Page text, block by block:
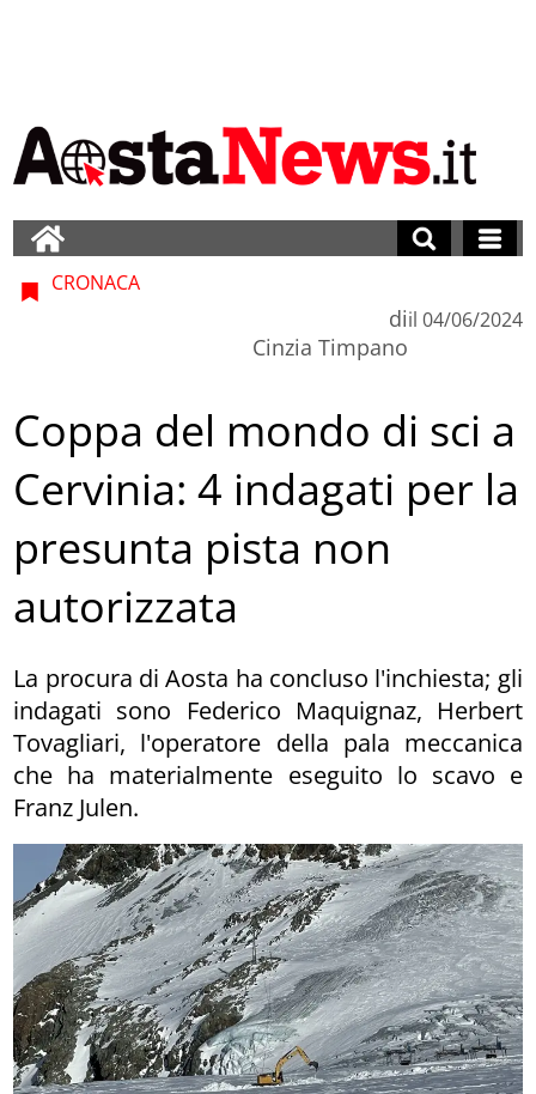
CRONACA
di
Cinzia Timpano
il 04/06/2024
Coppa del mondo di sci a
Cervinia: 4 indagati per la
presunta pista non
autorizzata
La procura di Aosta ha concluso l'inchiesta; gli
indagati sono Federico Maquignaz, Herbert
Tovagliari, l'operatore della pala meccanica
che ha materialmente eseguito lo scavo e
Franz Julen.